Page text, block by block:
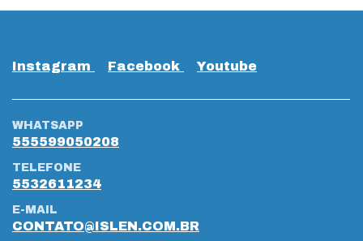
Instagram Facebook Youtube
WHATSAPP
555599050208
TELEFONE
5532611234
E-MAIL
CONTATO@ISLEN.COM.BR